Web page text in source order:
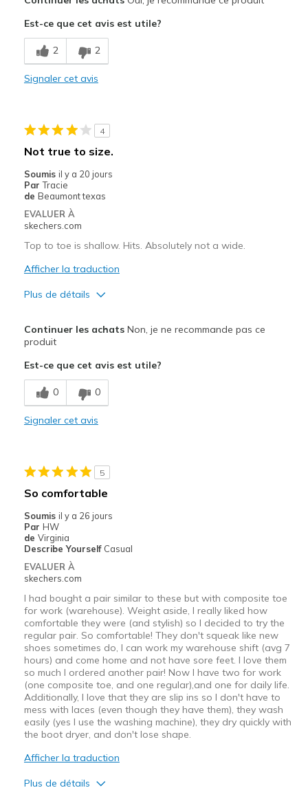
Breathe Well
Comfortable
Le contre
Les meilleures utilisations
Work
Width
Feels true to width
Sizing
Est-ce que cet avis est utile?
2 2
Signaler cet avis
4
Not true to size.
Soumis il y a 20 jours
Par Tracie
de Beaumont texas
EVALUER À
skechers.com
Top to toe is shallow. Hits. Absolutely not a wide.
Afficher la traduction
Plus de détails
Attractive Design
Le contre
Top to toe shallow
Width
Continuer les achatsNon, je ne recommande pas ce
produit
Est-ce que cet avis est utile?
0 0
Signaler cet avis
5
So comfortable
Soumis il y a 26 jours
Par HW
de Virginia
Describe Yourself Casual
EVALUER À
skechers.com
I had bought a pair similar to these but with composite toe
for work (warehouse). Weight aside, I really liked how
comfortable they were (and stylish) so I decided to try the
regular pair. So comfortable! They don't squeak like new
shoes sometimes do, I can work my warehouse shift (avg 7
hours) and come home and not have sore feet. I love them
so much I ordered another pair! Now I have two for work
(one composite toe, and one regular),and one for daily life.
Additionally, I love that they are slip ins so I don't have to
mess with laces (even though they have them), they wash
easily (yes I use the washing machine), they dry quickly with
the boot dryer, and don't lose shape.
Afficher la traduction
Plus de détails